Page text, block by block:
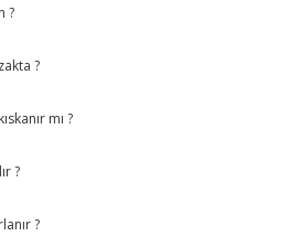
?
?
mı ?
?
?